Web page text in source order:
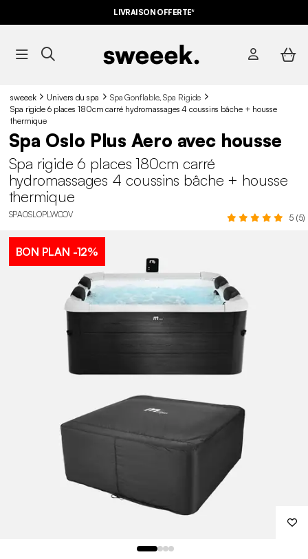
LIVRAISON OFFERTE*
sweeek Univers du spa
Spa Gonflable, Spa Rigide
Spa rigide 6 places 180cm carré hydromassages 4 coussins bâche + housse
thermique
Spa Oslo Plus Aero avec housse
Spa rigide 6 places 180cm carré
hydromassages 4 coussins bâche + housse
thermique
SPAOSLOPLWCOV 5 (5)
BON PLAN -12%